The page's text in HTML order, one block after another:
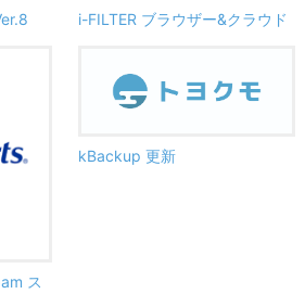
i-FILTER ブラウザー&クラウド
ス
kBackup 更新